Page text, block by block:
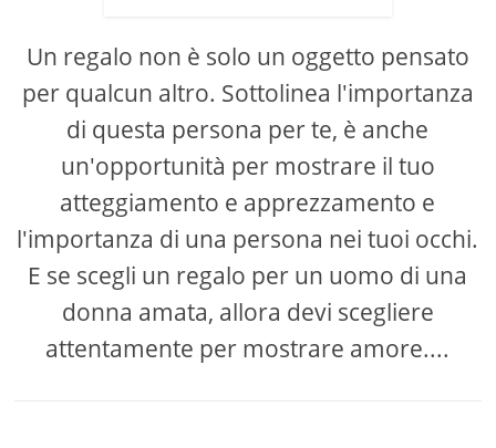
Un regalo non è solo un oggetto pensato
per qualcun altro. Sottolinea l'importanza
di questa persona per te, è anche
un'opportunità per mostrare il tuo
atteggiamento e apprezzamento e
l'importanza di una persona nei tuoi occhi.
E se scegli un regalo per un uomo di una
donna amata, allora devi scegliere
attentamente per mostrare amore....